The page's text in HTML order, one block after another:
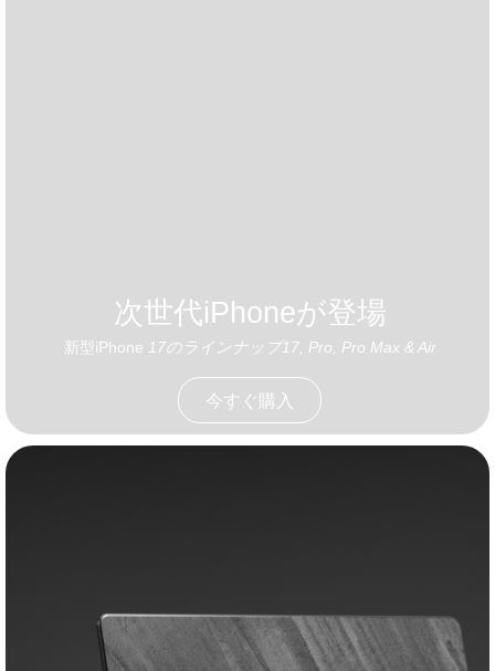
次世代iPhoneが登場
新型iPhone 17のラインナップ17, Pro, Pro Max & Air
今すぐ購入